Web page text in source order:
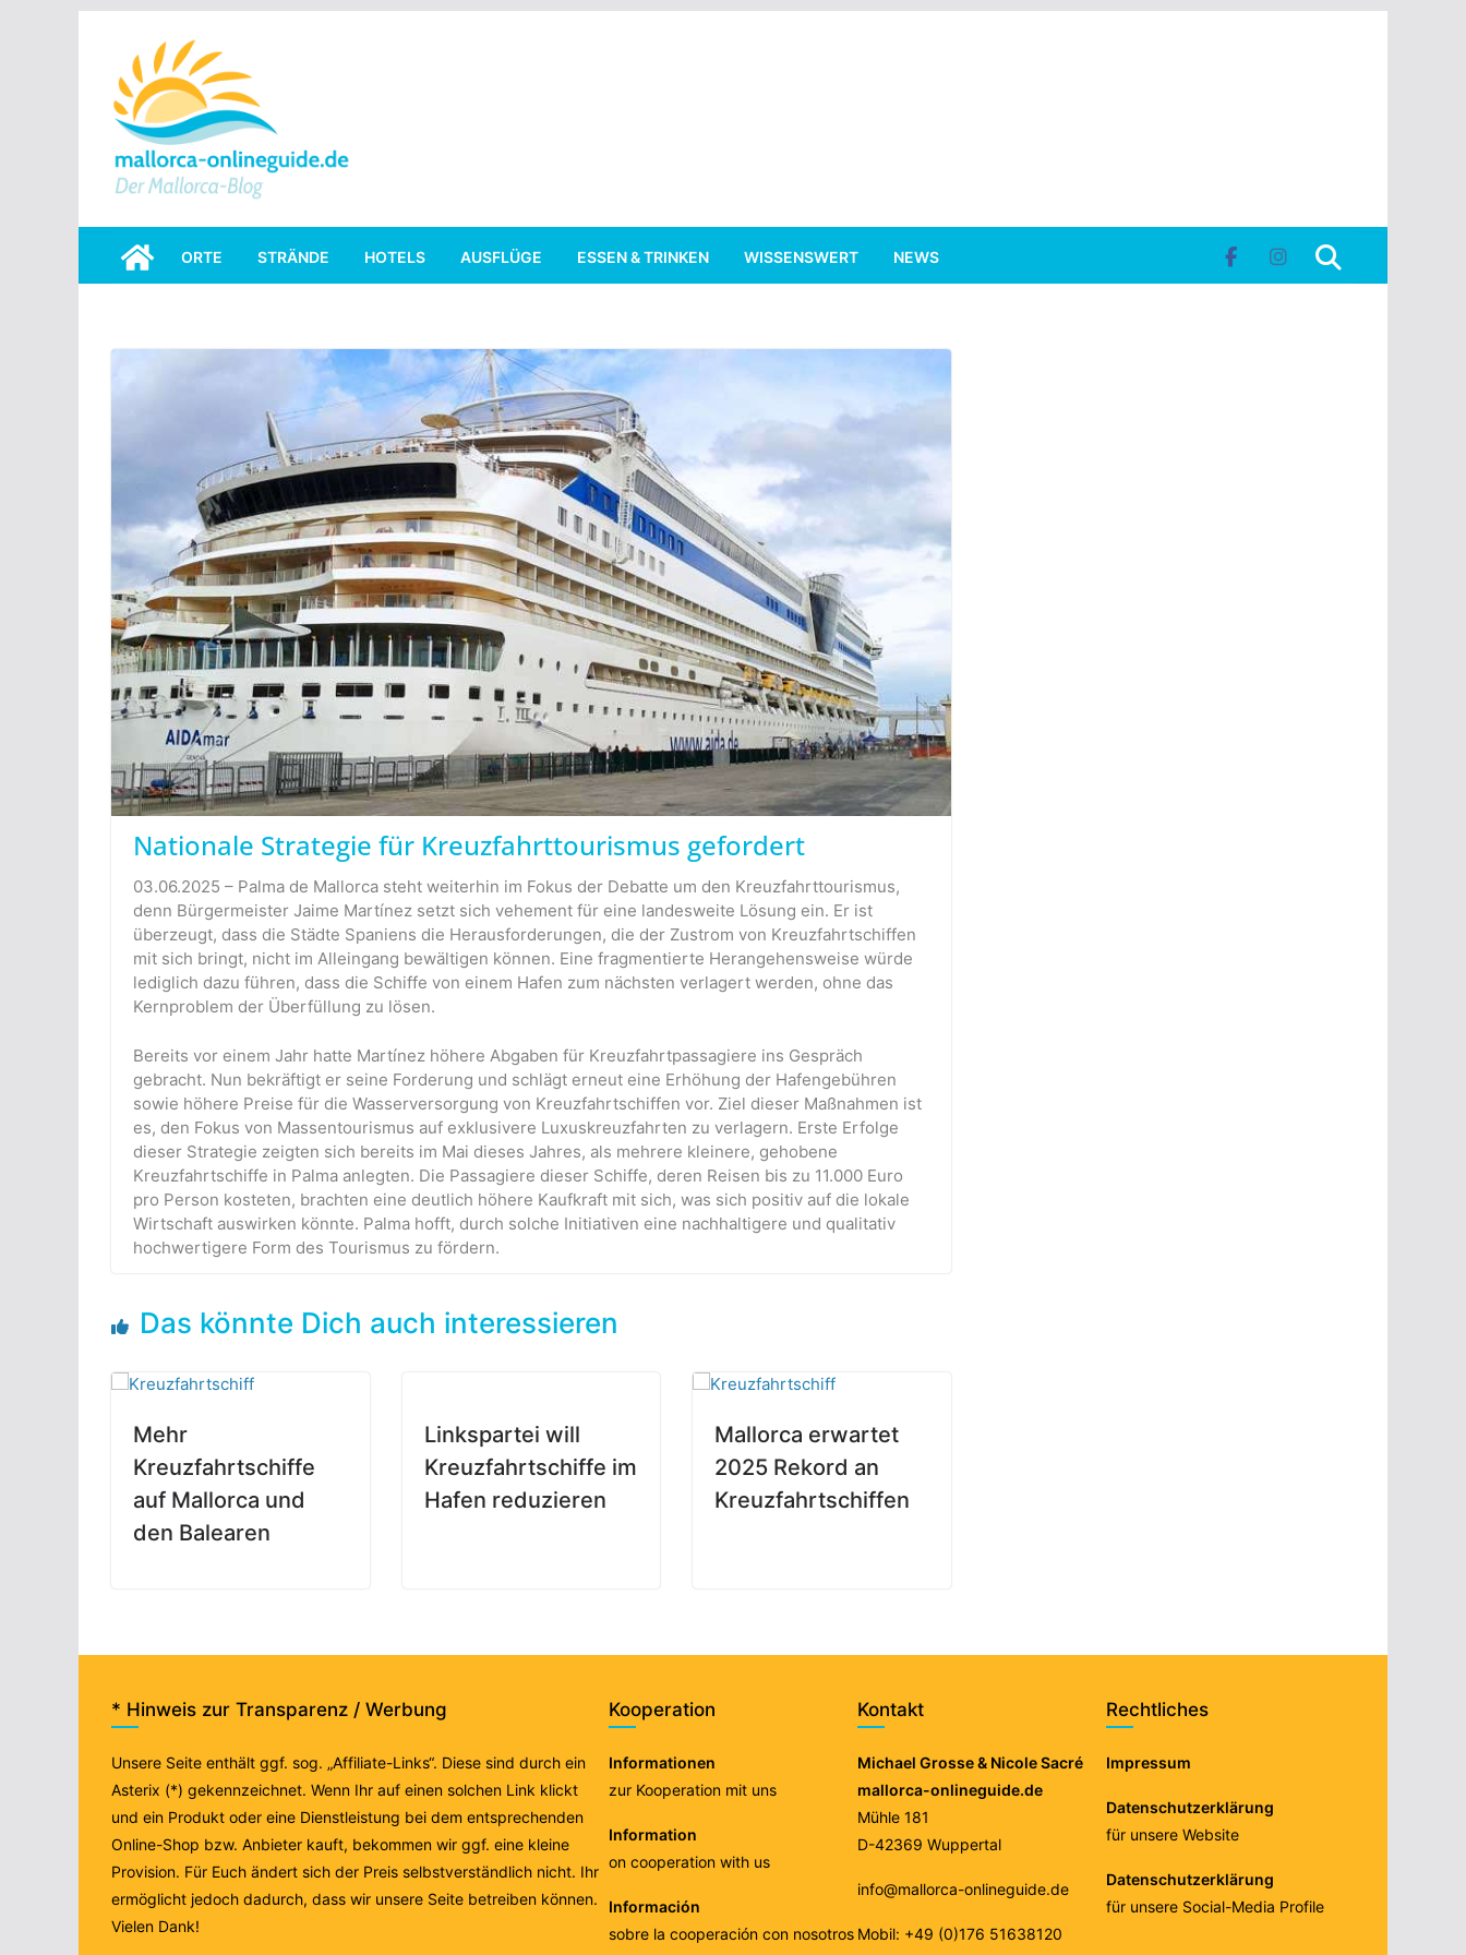
content
ORTE STRÄNDE HOTELS AUSFLÜGE ESSEN & TRINKEN WISSENSWERT NEWS
Nationale Strategie für Kreuzfahrttourismus gefordert
03.06.2025 – Palma de Mallorca steht weiterhin im Fokus der Debatte um den Kreuzfahrttourismus,
denn Bürgermeister Jaime Martínez setzt sich vehement für eine landesweite Lösung ein. Er ist
überzeugt, dass die Städte Spaniens die Herausforderungen, die der Zustrom von Kreuzfahrtschiffen
mit sich bringt, nicht im Alleingang bewältigen können. Eine fragmentierte Herangehensweise würde
lediglich dazu führen, dass die Schiffe von einem Hafen zum nächsten verlagert werden, ohne das
Kernproblem der Überfüllung zu lösen.
Bereits vor einem Jahr hatte Martínez höhere Abgaben für Kreuzfahrtpassagiere ins Gespräch
gebracht. Nun bekräftigt er seine Forderung und schlägt erneut eine Erhöhung der Hafengebühren
sowie höhere Preise für die Wasserversorgung von Kreuzfahrtschiffen vor. Ziel dieser Maßnahmen ist
es, den Fokus von Massentourismus auf exklusivere Luxuskreuzfahrten zu verlagern. Erste Erfolge
dieser Strategie zeigten sich bereits im Mai dieses Jahres, als mehrere kleinere, gehobene
Kreuzfahrtschiffe in Palma anlegten. Die Passagiere dieser Schiffe, deren Reisen bis zu 11.000 Euro
pro Person kosteten, brachten eine deutlich höhere Kaufkraft mit sich, was sich positiv auf die lokale
Wirtschaft auswirken könnte. Palma hofft, durch solche Initiativen eine nachhaltigere und qualitativ
hochwertigere Form des Tourismus zu fördern.
Das könnte Dich auch interessieren
Mehr
Kreuzfahrtschiffe
auf Mallorca und
den Balearen
Linkspartei will
Kreuzfahrtschiffe im
Hafen reduzieren
Mallorca erwartet
2025 Rekord an
Kreuzfahrtschiffen
* Hinweis zur Transparenz / Werbung
Unsere Seite enthält ggf. sog. „Affiliate-Links“. Diese sind durch ein
Asterix (*) gekennzeichnet. Wenn Ihr auf einen solchen Link klickt
und ein Produkt oder eine Dienstleistung bei dem entsprechenden
Online-Shop bzw. Anbieter kauft, bekommen wir ggf. eine kleine
Provision. Für Euch ändert sich der Preis selbstverständlich nicht. Ihr
ermöglicht jedoch dadurch, dass wir unsere Seite betreiben können.
Vielen Dank!
Kooperation
Informationen
zur Kooperation mit uns
Information
on cooperation with us
Información
sobre la cooperación con nosotros
Kontakt
Michael Grosse & Nicole Sacré
mallorca-onlineguide.de
Mühle 181
D-42369 Wuppertal
info@mallorca-onlineguide.de
Mobil: +49 (0)176 51638120
Rechtliches
Impressum
Datenschutzerklärung
für unsere Website
Datenschutzerklärung
für unsere Social-Media Profile